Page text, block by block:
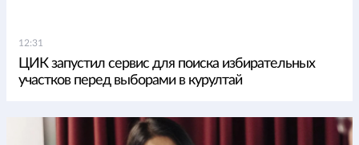
12:31
ЦИК запустил сервис для поиска избирательных
участков перед выборами в курултай